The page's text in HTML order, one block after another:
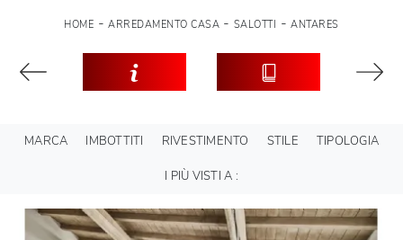
HOME -ARREDAMENTO CASA - SALOTTI -ANTARES
MARCA IMBOTTITI RIVESTIMENTO STILE TIPOLOGIA
I PIÙ VISTI A :